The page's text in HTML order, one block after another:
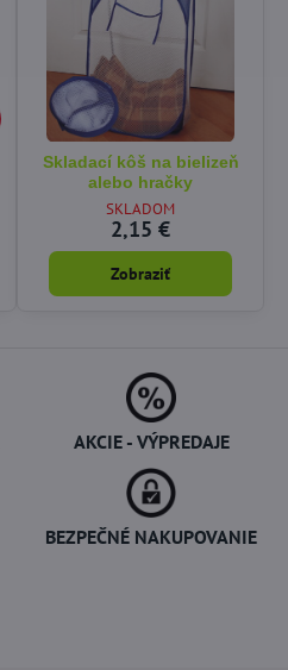
Skladací kôš na bielizeň
alebo hračky
SKLADOM
2,15 €
Zobraziť
AKCIE - VÝPREDAJE
BEZPEČNÉ NAKUPOVANIE